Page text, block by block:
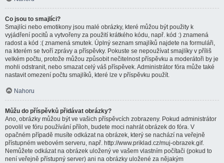
Co jsou to smajlíci?
Smajlíci nebo emotikony jsou malé obrázky, které můžou být použity k
vyjádření pocitů a vytvořeny za použití krátkého kódu, např. kód :) znamená
radost a kód :( znamená smutek. Úplný seznam smajlíků najdete na formuláři,
na kterém se tvoří zprávy a příspěvky. Pokuste se nepoužívat smajlíky v příliš
velkém počtu, protože můžou způsobit nečitelnost příspěvku a moderátoři by je
mohli odstranit, nebo smazat celý váš příspěvek. Administrátor fóra může také
nastavit omezení počtu smajlíků, které lze v příspěvku použít.
Nahoru
Můžu do příspěvků přidávat obrázky?
Ano, obrázky můžou být ve vašich příspěvcích zobrazeny. Pokud administrátor
povolil ve fóru používání příloh, budete moci nahrát obrázek do fóra. V
opačném případě musíte odkázat na obrázek, který se nachází na veřejně
přístupném webovém serveru, např. http://www.priklad.cz/muj-obrazek.gif.
Nemůžete odkázat na obrázek uložený ve vašem vlastním počítači (pokud to
není veřejně přístupný server) ani na obrázky uložené za nějakým